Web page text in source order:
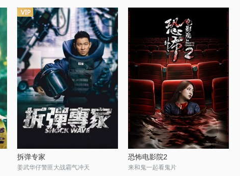
拆弹专家
姜武华仔警匪大战霸气冲天
恐怖电影院2
来和鬼一起看鬼片